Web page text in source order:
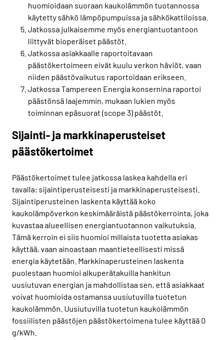
huomioidaan suoraan kaukolämmön tuotannossa
käytetty sähkö lämpöpumpuissa ja sähkökattiloissa.
Jatkossa julkaisemme myös energiantuotantoon
liittyvät bioperäiset päästöt.
Jatkossa asiakkaalle raportoitavaan
päästökertoimeen eivät kuulu verkon häviöt, vaan
niiden päästövaikutus raportoidaan erikseen.
Jatkossa Tampereen Energia konsernina raportoi
päästönsä laajemmin, mukaan lukien myös
toiminnan epäsuorat (scope 3) päästöt.
Sijainti- ja markkinaperusteiset
päästökertoimet
Päästökertoimet tulee jatkossa laskea kahdella eri
tavalla: sijaintiperusteisesti ja markkinaperusteisesti.
Sijaintiperusteinen laskenta käyttää koko
kaukolämpöverkon keskimääräistä päästökerrointa, joka
kuvastaa alueellisen energiantuotannon vaikutuksia.
Tämä kerroin ei siis huomioi millaista tuotetta asiakas
käyttää, vaan ainoastaan maantieteellisesti missä
energia käytetään. Markkinaperusteinen laskenta
puolestaan huomioi alkuperätakuilla hankitun
uusiutuvan energian ja mahdollistaa sen, että asiakkaat
voivat huomioida ostamansa uusiutuvilla tuotetun
kaukolämmön. Uusiutuvilla tuotetun kaukolämmön
fossiilisten päästöjen päästökertoimena tulee käyttää 0
g/kWh.